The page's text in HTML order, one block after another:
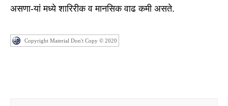
असणा-यां मध्ये शारिरीक व मानसिक वाढ कमी असते.
Copyright Material Don't Copy © 2020